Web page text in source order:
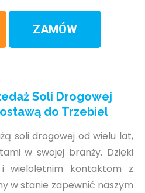
ZAMÓW
Soli Drogowej
do Trzebiel
soli drogowej od wielu lat,
w swojej branży. Dzięki
wieloletnim kontaktom z
w stanie zapewnić naszym